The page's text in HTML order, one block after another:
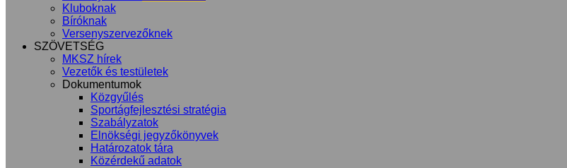
Kluboknak
Bíróknak
Versenyszervezőknek
SZÖVETSÉG
MKSZ hírek
Vezetők és testületek
Dokumentumok
Közgyűlés
Sportágfejlesztési stratégia
Szabályzatok
Elnökségi jegyzőkönyvek
Határozatok tára
Közérdekű adatok